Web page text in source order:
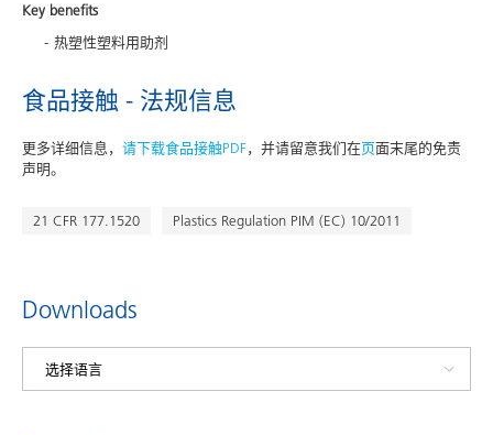
Key benefits
热塑性塑料用助剂
食品接触 - 法规信息
更多详细信息， 请下载食品接触PDF，并请留意我们在页面末尾的免责
声明。
21 CFR 177.1520 Plastics Regulation PIM (EC) 10/2011
Downloads